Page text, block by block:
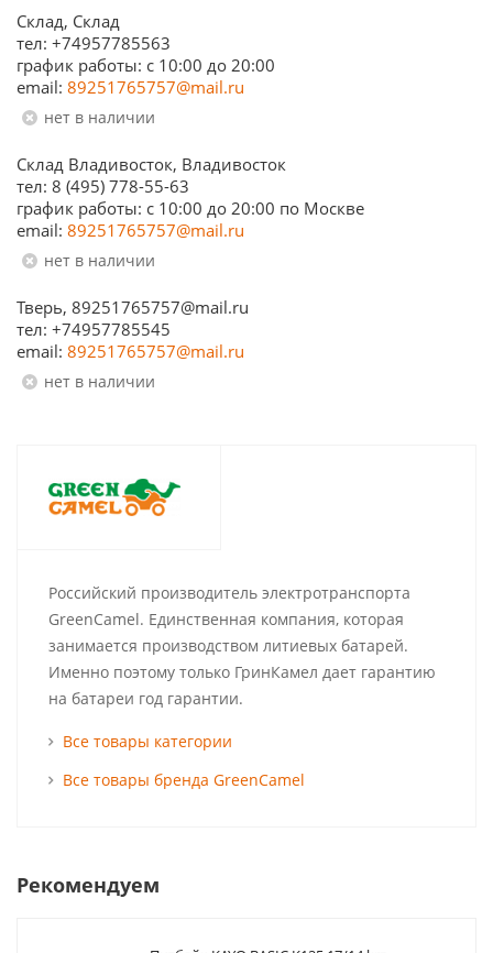
Склад, Склад
тел: +74957785563
график работы: c 10:00 до 20:00
email: 89251765757@mail.ru
Нет в наличии
Склад Владивосток, Владивосток
тел: 8 (495) 778-55-63
график работы: с 10:00 до 20:00 по Москве
email: 89251765757@mail.ru
Нет в наличии
Тверь, 89251765757@mail.ru
тел: +74957785545
email: 89251765757@mail.ru
Нет в наличии
Российский производитель электротранспорта
GreenCamel. Единственная компания, которая
занимается производством литиевых батарей.
Именно поэтому только ГринКамел дает гарантию
на батареи год гарантии.
Все товары категории
Все товары бренда GreenCamel
Рекомендуем